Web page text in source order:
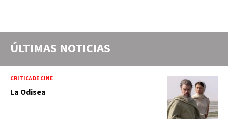
ÚLTIMAS NOTICIAS
CRÍTICA DE CINE
La Odisea